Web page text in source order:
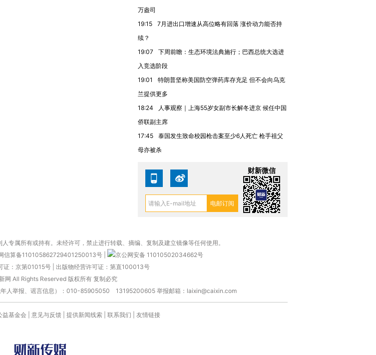
万盎司
19:15
7月进出口增速从高位略有回落 涨价动力能否持
续？
19:07
下周前瞻：生态环境法典施行；巴西总统大选进
入竞选阶段
19:01
特朗普坚称美国防空弹药库存充足 但不会向乌克
兰提供更多
18:24
人事观察｜上海55岁女副市长解冬进京 候任中国
侨联副主席
17:45
泰国发生致命校园枪击案至少6人死亡 枪手祖父
母亦被杀
财新微信
专属所有或持有。未经许可，禁止进行转载、摘编、复制及建立镜像等任何使用。
信算备110105862729401250013号
京公网安备 11010502034662号
证：京第01015号| 出版物经营许可证：第直100013号
网 All Rights Reserved 版权所有 复制必究
年人举报、谣言信息）：010-85905050 13195200605 举报邮箱：laixin@caixin.com
益基金会 意见与反馈 提供新闻线索 联系我们 友情链接